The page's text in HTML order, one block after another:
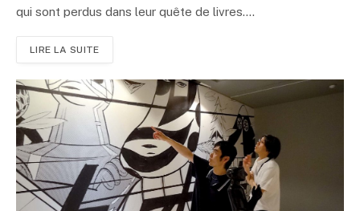
qui sont perdus dans leur quête de livres....
LIRE LA SUITE